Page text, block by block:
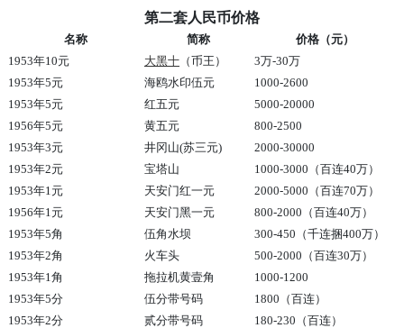
第二套人民币价格
名称 简称
价格（元）
1953年10元
大黑十 （币王）
3万-30万
1953年5元
海鸥水印伍元
1000-2600
1953年5元
红五元
5000-20000
1956年5元
黄五元
800-2500
1953年3元
井冈山(苏三元)
2000-30000
1953年2元
宝塔山
1000-3000（百连40万）
1953年1元
天安门红一元
2000-5000（百连70万）
1956年1元
天安门黑一元
800-2000（百连40万）
1953年5角
伍角水坝
300-450（千连捆400万）
1953年2角
火车头
500-2000（百连30万）
1953年1角
拖拉机黄壹角
1000-1200
1953年5分
伍分带号码
1800（百连）
1953年2分
贰分带号码
180-230（百连）